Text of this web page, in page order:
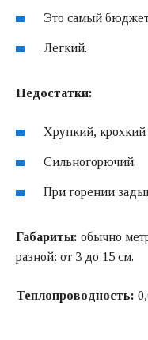
Это самый
Легкий.
Недостатки:
Хрупкий, крохкий
Сильногорючий.
При горении
Габариты: обычно
разной: от 3 до 15 см.
Теплопроводность: